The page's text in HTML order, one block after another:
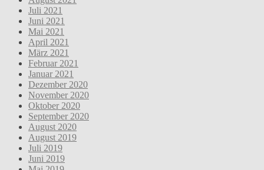
Juli 2021
Juni 2021
Mai 2021
April 2021
März 2021
Februar 2021
Januar 2021
Dezember 2020
November 2020
Oktober 2020
September 2020
August 2020
August 2019
Juli 2019
Juni 2019